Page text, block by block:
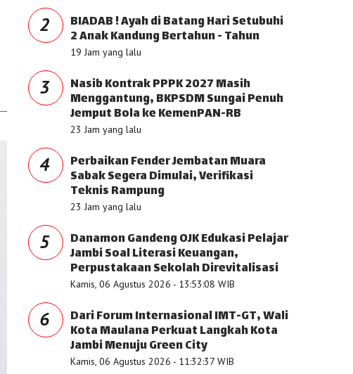
2 BIADAB ! Ayah di Batang Hari Setubuhi
2 Anak Kandung Bertahun - Tahun
19 Jam yang lalu
3 Nasib Kontrak PPPK 2027 Masih
Menggantung, BKPSDM Sungai Penuh
Jemput Bola ke KemenPAN-RB
23 Jam yang lalu
4 Perbaikan Fender Jembatan Muara
Sabak Segera Dimulai, Verifikasi
Teknis Rampung
23 Jam yang lalu
5 Danamon Gandeng OJK Edukasi Pelajar
Jambi Soal Literasi Keuangan,
Perpustakaan Sekolah Direvitalisasi
Kamis, 06 Agustus 2026 - 13:53:08 WIB
6 Dari Forum Internasional IMT-GT, Wali
Kota Maulana Perkuat Langkah Kota
Jambi Menuju Green City
Kamis, 06 Agustus 2026 - 11:32:37 WIB